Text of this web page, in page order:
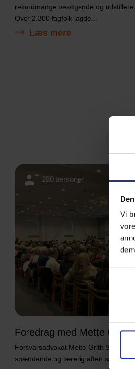
Vi
rekordmange besøgende og udstillere.
Over 2.300 fagfolk lagde...
Læs mere
280 personer
Foredrag med Mette Grith
Forsvarsadvokat Mette Grith Stage
spændende og lærerig aften sammen